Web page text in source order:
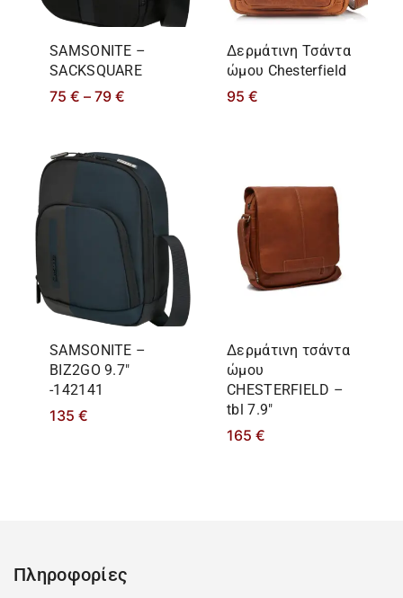
SAMSONITE –
SACKSQUARE
75 € – 79 €
Δερμάτινη Τσάντα
ώμου Chesterfield
95 €
SAMSONITE –
BIZ2GO 9.7″
-142141
135 €
Δερμάτινη τσάντα
ώμου
CHESTERFIELD –
tbl 7.9″
165 €
Πληροφορίες